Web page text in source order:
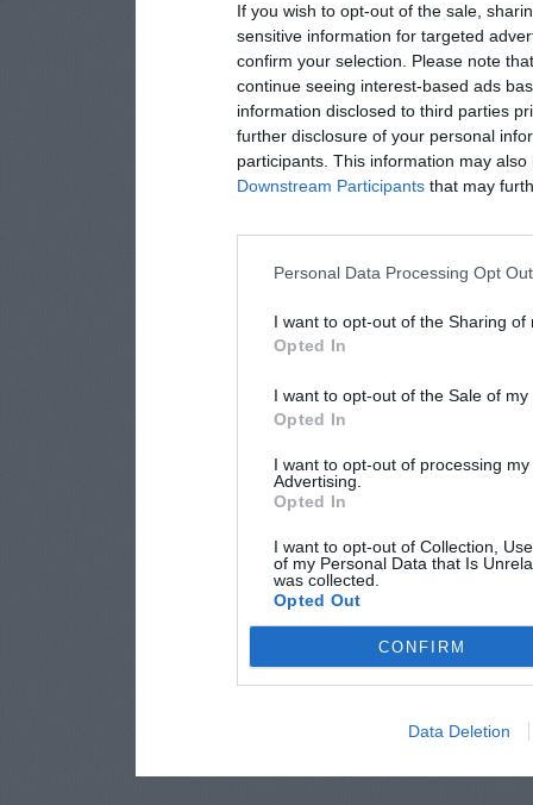
If you wish to opt-out of the sale,
sensitive information for targeted
confirm your selection. Please note
continue seeing interest-based ads
information disclosed to third parties
further disclosure of your personal
participants. This information may
Downstream Participants that may
Personal Data Processing Opt
I want to opt-out of the Sharing of
Opted In
I want to opt-out of the Sale of
Opted In
I want to opt-out of processing
Advertising.
Opted In
I want to opt-out of Collection,
of my Personal Data that Is
was collected.
Opted Out
CONFIRM
Data Deletion